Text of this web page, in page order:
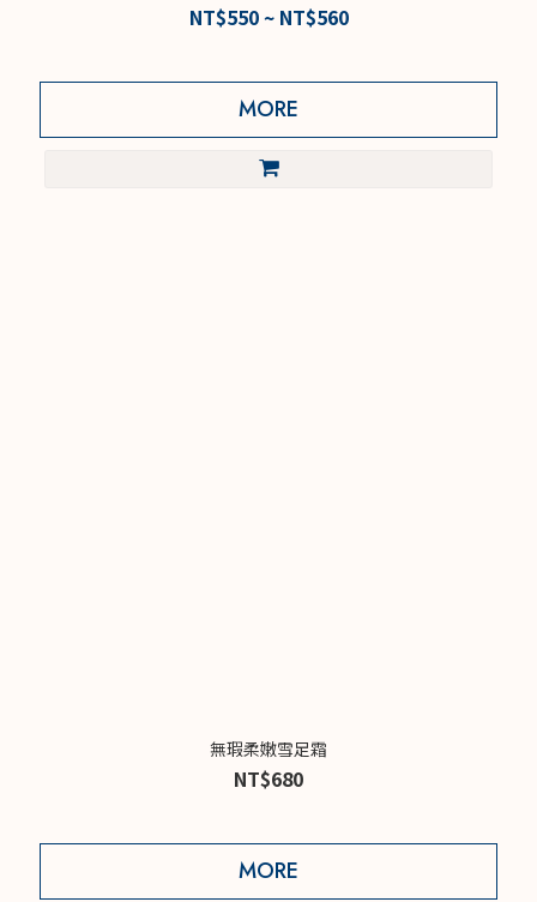
NT$550 ~ NT$560
MORE
無瑕柔嫩雪足霜
NT$680
MORE